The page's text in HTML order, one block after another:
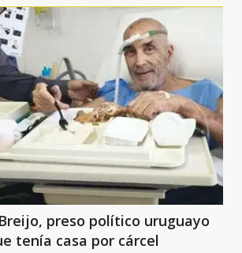
preso político uruguayo
tenía casa por cárcel